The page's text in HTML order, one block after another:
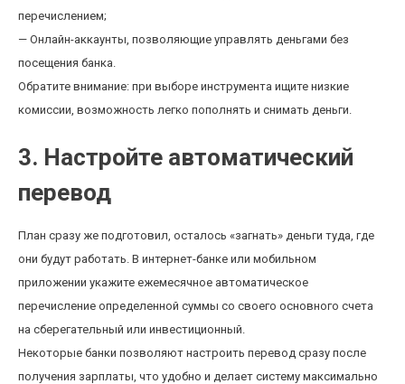
перечислением;
— Онлайн-аккаунты, позволяющие управлять деньгами без
посещения банка.
Обратите внимание: при выборе инструмента ищите низкие
комиссии, возможность легко пополнять и снимать деньги.
3. Настройте автоматический
перевод
План сразу же подготовил, осталось «загнать» деньги туда, где
они будут работать. В интернет-банке или мобильном
приложении укажите ежемесячное автоматическое
перечисление определенной суммы со своего основного счета
на сберегательный или инвестиционный.
Некоторые банки позволяют настроить перевод сразу после
получения зарплаты, что удобно и делает систему максимально